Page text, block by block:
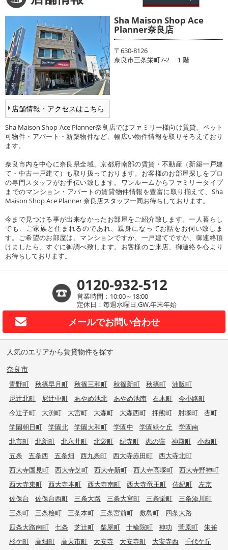
店舗情報・アクセスはこちら
Sha Maison Shop Ace
Planner奈良店
〒630-8126
奈良市三条栄町7-2 １階
Sha Maison Shop Ace Planner奈良店ではファミリー様向け賃貸、ペット
可物件・アパート・新築物件など、幅広い物件情報を取りそろえており
ます。
奈良市内を中心に奈良県全域、京都府南部の賃貸・不動産（新築一戸建
て・中古一戸建て）も取り扱っております。お客様のお部屋探しをプロ
の専門スタッフがお手伝い致します。ワンルームからファミリータイプ
までのマンション・アパートの賃貸物件情報を豊富に取り揃えて、Sha
Maison Shop Ace Planner 奈良店スタッフ一同お待ちしております。
今まで見つける事が出来なかったお部屋をご紹介致します。一人暮らし
でも、ご家族と住まれるのであれ、親身になってお話をお伺い致しま
す。ご希望のお部屋は、マンションですか、一戸建てですか、御連絡頂
けましたら、すぐに御調べ致します。お客様のご来店、御連絡を心より
お待ちしております。
0120-932-512
営業時間：10:00～18:00
定休日：毎週水曜日,GW,年末年始
メールでお問い合わせ
人気のエリアから賃貸物件を探す
奈良市
青野町 秋篠早月町 秋篠三和町 秋篠新町 秋篠町
油阪町
尼辻北町
尼辻中町 あやめ池北 あやめ池南 石木町
今小路町
今辻子町
大渕町 大宮町 大森町 大森西町 押熊町 肘塚町
杏町
学園朝日町
学園北 学園大和町 学園中 学園緑ケ丘
学園南
北市町
北新町 北永井町 北袋町 紀寺町 恋の窪 神殿町
小西町
五条
五条西 五条畑 西九条町 西大寺赤田町
西大寺北町
西大寺国見町
西大寺芝町 西大寺新町 西大寺高塚町
西大寺野神町
西大寺東町
西大寺本町 西大寺南町 西大寺竜王町 佐紀町
左京
佐保台
佐保台西町 三条大路 三条大宮町 三条栄町
三条添川町
三条町
三条桧町 三条本町 三条宮前町 敷島町
四条大路
四条大路南町
七条 芝辻町 柴屋町 十輪院町 神功 菅原町
朱雀
杉ケ町
高畑町 高天市町 大安寺 大安寺町 大安寺西
千代ケ丘